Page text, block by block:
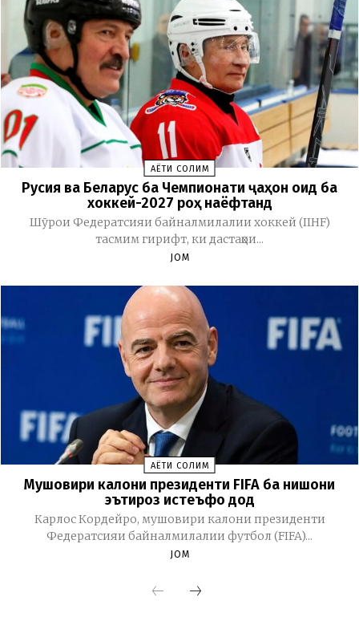
ҲАЁТИ СОЛИМ
Русия ва Беларус ба Чемпионати ҷаҳон оид ба
хоккей-2027 роҳ наёфтанд
Шӯрои Федератсияи байналмилалии хоккей (IIHF)
тасмим гирифт, ки дастаҳои...
JOM
ҲАЁТИ СОЛИМ
Мушовири калони президенти FIFA ба нишони
эътироз истеъфо дод
Карлос Кордейро, мушовири калони президенти
Федератсияи байналмилалии футбол (FIFA)...
JOM